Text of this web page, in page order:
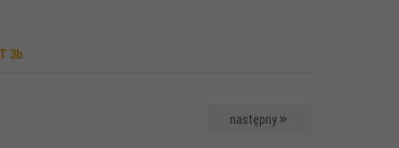
3b
następny